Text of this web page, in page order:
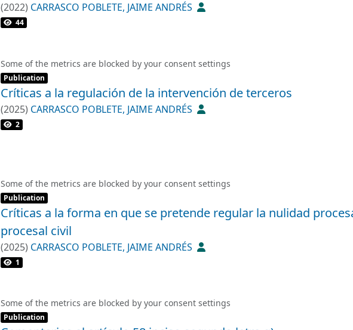
(2022) CARRASCO POBLETE, JAIME ANDRÉS
44
Some of the metrics are blocked by your consent settings
Item type:
Publication ,
Críticas a la regulación de la intervención de terceros
(2025) CARRASCO POBLETE, JAIME ANDRÉS
2
Some of the metrics are blocked by your consent settings
Item type:
Publication ,
Críticas a la forma en que se pretende regular la nulidad
procesal civil
(2025) CARRASCO POBLETE, JAIME ANDRÉS
1
Some of the metrics are blocked by your consent settings
Item type:
Publication ,